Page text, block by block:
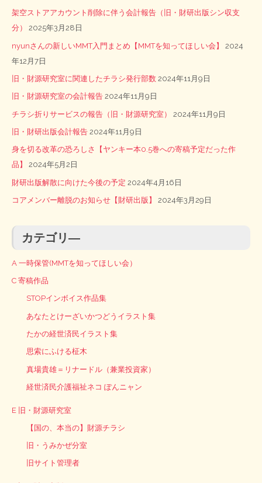
架空ストアアカウント削除に伴う会計報告（旧・財研出版シン収支
分）
2025年3月28日
nyunさんの新しいMMT入門まとめ【MMTを知ってほしい会】
2024
年12月7日
旧・財源研究室に関連したチラシ発行部数 2024年11月9日
旧・財源研究室の会計報告 2024年11月9日
チラシ折りサービスの報告（旧・財源研究室） 2024年11月9日
旧・財研出版会計報告 2024年11月9日
身を切る改革の恐ろしさ【ヤンキー本0.5巻への寄稿予定だった作
品】
2024年5月2日
財研出版解散に向けた今後の予定 2024年4月16日
コアメンバー離脱のお知らせ【財研出版】 2024年3月29日
カテゴリ―
A 一時保管(MMTを知ってほしい会）
C 寄稿作品
STOPインボイス作品集
あなたとけーざいかつどうイラスト集
たかの経世済民イラスト集
思索にふける柾木
真場貴雄＝リナードル（兼業投資家）
経世済民介護福祉ネコ ぽんニャン
E 旧・財源研究室
【国の、本当の】財源チラシ
旧・うみかぜ分室
旧サイト管理者